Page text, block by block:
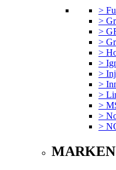
>
>
>
>
>
>
>
>
>
>
>
>